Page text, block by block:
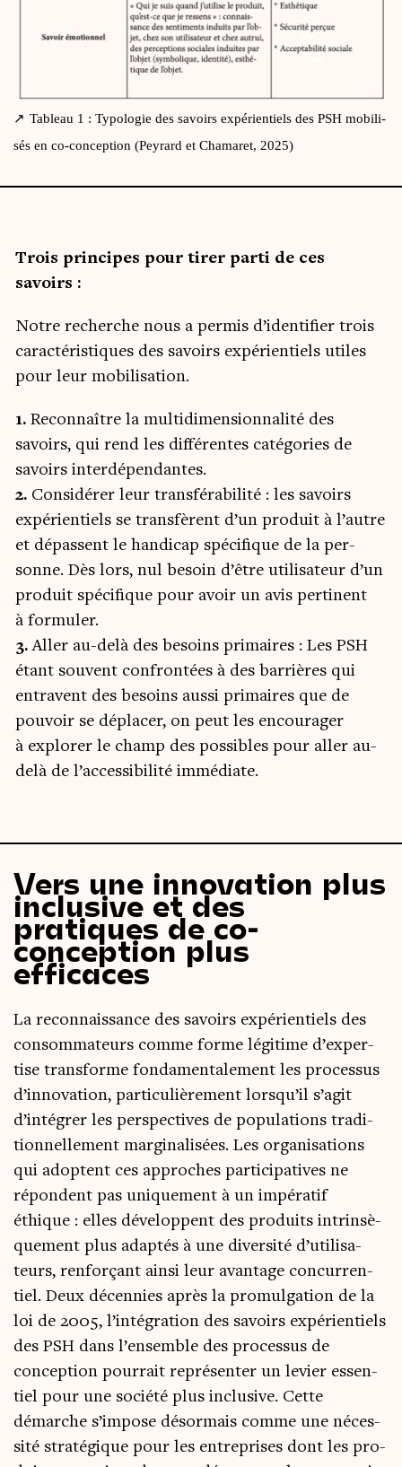
Tableau 1 : Typo­lo­gie des savoirs expé­rien­tiels des PSH mobi­li­
sés en co-concep­tion (Pey­rard et Cha­ma­ret, 2025)
Trois prin­cipes pour tirer par­ti de ces
savoirs :
Notre recherche nous a per­mis d’identifier trois
carac­té­ris­tiques des savoirs expé­rien­tiels utiles
pour leur mobilisation.
1. Recon­naître la mul­ti­di­men­sion­na­li­té des
savoirs, qui rend les dif­fé­rentes caté­go­ries de
savoirs inter­dé­pen­dantes.
2. Consi­dé­rer leur trans­fé­ra­bi­li­té : les savoirs
expé­rien­tiels se trans­fèrent d’un pro­duit à l’autre
et dépassent le han­di­cap spé­ci­fique de la per­
sonne. Dès lors, nul besoin d’être uti­li­sa­teur d’un
pro­duit spé­ci­fique pour avoir un avis per­ti­nent
à for­mu­ler.
3.Aller au-delà des besoins pri­maires : Les PSH
étant sou­vent confron­tées à des bar­rières qui
entravent des besoins aus­si pri­maires que de
pou­voir se dépla­cer, on peut les encou­ra­ger
à explo­rer le champ des pos­sibles pour aller au-
delà de l’accessibilité immédiate.
Vers une innovation plus
inclusive et des
pratiques de co-
conception plus
efficaces
La recon­nais­sance des savoirs expé­rien­tiels des
consom­ma­teurs comme forme légi­time d’ex­per­
tise trans­forme fon­da­men­ta­le­ment les pro­ces­sus
d’in­no­va­tion, par­ti­cu­liè­re­ment lors­qu’il s’a­git
d’in­té­grer les pers­pec­tives de popu­la­tions tra­di­
tion­nel­le­ment mar­gi­na­li­sées. Les orga­ni­sa­tions
qui adoptent ces approches par­ti­ci­pa­tives ne
répondent pas uni­que­ment à un impé­ra­tif
éthique : elles déve­loppent des pro­duits intrin­sè­
que­ment plus adap­tés à une diver­si­té d’u­ti­li­sa­
teurs, ren­for­çant ain­si leur avan­tage concur­ren­
tiel. Deux décen­nies après la pro­mul­ga­tion de la
loi de 2005, l’in­té­gra­tion des savoirs expé­rien­tiels
des PSH dans l’en­semble des pro­ces­sus de
concep­tion pour­rait repré­sen­ter un levier essen­
tiel pour une socié­té plus inclu­sive. Cette
démarche s’im­pose désor­mais comme une néces­
si­té stra­té­gique pour les entre­prises dont les pro­